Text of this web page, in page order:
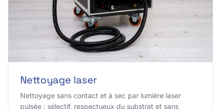
Nettoyage laser
Nettoyage sans contact et à sec par lumière laser
pulsée : sélectif, respectueux du substrat et sans